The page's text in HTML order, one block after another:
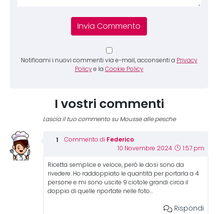
Notificami i nuovi commenti via e-mail, acconsenti a Privacy
Policy e la Cookie Policy
I vostri commenti
Lascia il tuo commento su Mousse alle pesche
Commento di Federico
10 Novembre 2024 1:57 pm
Ricetta semplice e veloce, però le dosi sono da
rivedere. Ho raddoppiato le quantità per portarla a 4
persone e mi sono uscite 9 ciotole grandi circa il
doppio di quelle riportate nelle foto…
Rispondi